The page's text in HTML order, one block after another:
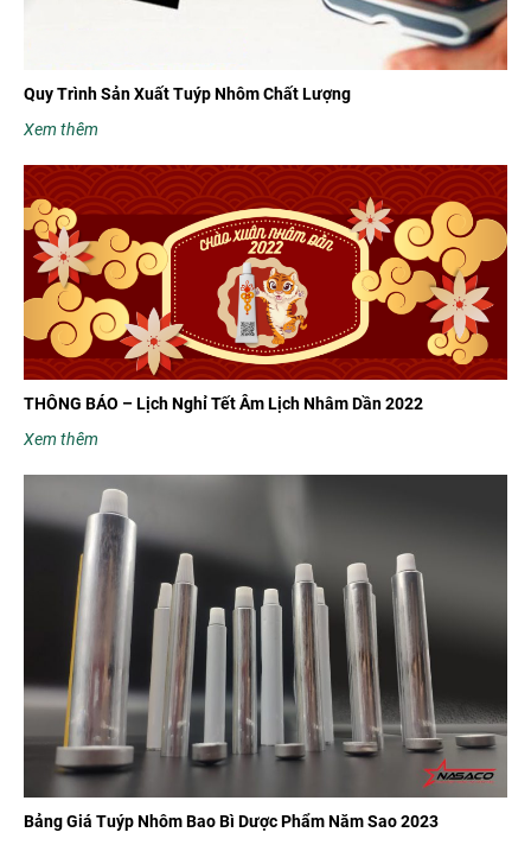
Quy Trình Sản Xuất Tuýp Nhôm Chất Lượng
Xem thêm
THÔNG BÁO – Lịch Nghỉ Tết Âm Lịch Nhâm Dần 2022
Xem thêm
Bảng Giá Tuýp Nhôm Bao Bì Dược Phẩm Năm Sao 2023